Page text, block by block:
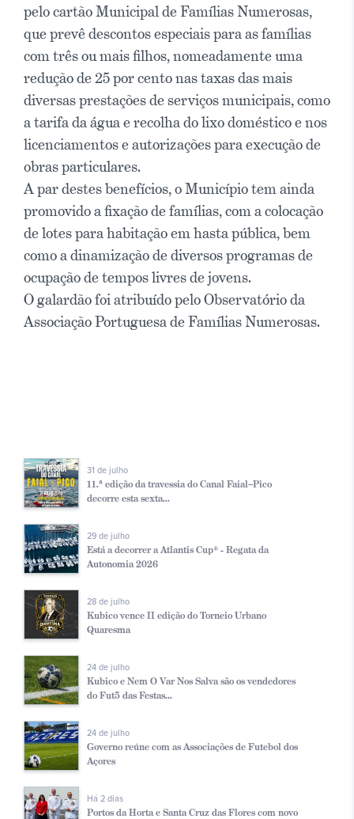
pelo cartão Municipal de Famílias Numerosas,
que prevê descontos especiais para as famílias
com três ou mais filhos, nomeadamente uma
redução de 25 por cento nas taxas das mais
diversas prestações de serviços municipais, como
a tarifa da água e recolha do lixo doméstico e nos
licenciamentos e autorizações para execução de
obras particulares.
A par destes benefícios, o Município tem ainda
promovido a fixação de famílias, com a colocação
de lotes para habitação em hasta pública, bem
como a dinamização de diversos programas de
ocupação de tempos livres de jovens.
O galardão foi atribuído pelo Observatório da
Associação Portuguesa de Famílias Numerosas.
31 de julho
11.ª edição da travessia do Canal Faial–Pico
decorre esta sexta...
29 de julho
Está a decorrer a Atlantis Cup® - Regata da
Autonomia 2026
28 de julho
Kubico vence II edição do Torneio Urbano
Quaresma
24 de julho
Kubico e Nem O Var Nos Salva são os vendedores
do Fut5 das Festas...
24 de julho
Governo reúne com as Associações de Futebol dos
Açores
Há 2 dias
Portos da Horta e Santa Cruz das Flores com novo